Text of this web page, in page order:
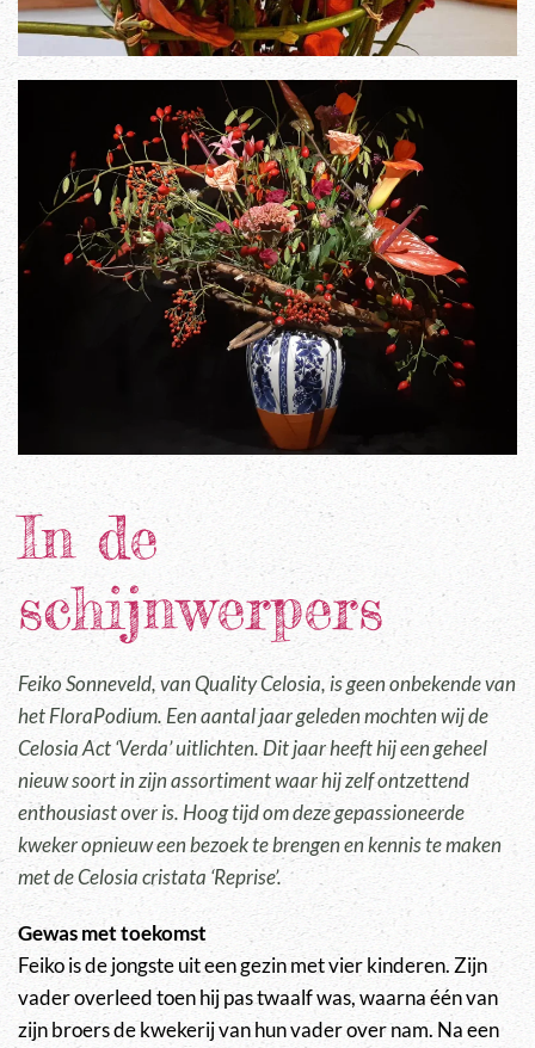
In de
schijnwerpers
Feiko Sonneveld, van Quality Celosia, is geen onbekende van
het FloraPodium. Een aantal jaar geleden mochten wij de
Celosia Act ‘Verda’ uitlichten. Dit jaar heeft hij een geheel
nieuw soort in zijn assortiment waar hij zelf ontzettend
enthousiast over is. Hoog tijd om deze gepassioneerde
kweker opnieuw een bezoek te brengen en kennis te maken
met de Celosia cristata ‘Reprise’.
Gewas met toekomst
Feiko is de jongste uit een gezin met vier kinderen. Zijn
vader overleed toen hij pas twaalf was, waarna één van
zijn broers de kwekerij van hun vader over nam. Na een